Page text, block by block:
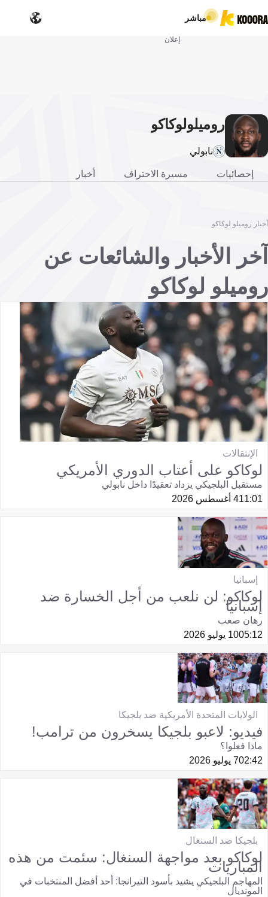
مباشر
إعلان
روميلولوكاكو
نابولي
إحصائيات مسيرة الاحتراف أخبار
أخبار روميلو لوكاكو
آخر الأخبار والشائعات عن
روميلو لوكاكو
الإنتقالات
لوكاكو على أعتاب الدوري الأمريكي
مستقبل البلجيكي يزداد تعقيدًا داخل نابولي
11:014 أغسطس 2026
إسبانيا
لوكاكو: لن نلعب من أجل الخسارة ضد
إسبانيا
رهان صعب
05:1210 يوليو 2026
الولايات المتحدة الأمريكية ضد بلجيكا
فيديو: لاعبو بلجيكا يسخرون من ترامب!
ماذا فعلوا؟
02:427 يوليو 2026
بلجيكا ضد السنغال
لوكاكو بعد مواجهة السنغال: سئمت من هذه
المباريات
المهاجم البلجيكي يشيد بأسود التيرانجا: أحد أفضل المنتخبات في
المونديال